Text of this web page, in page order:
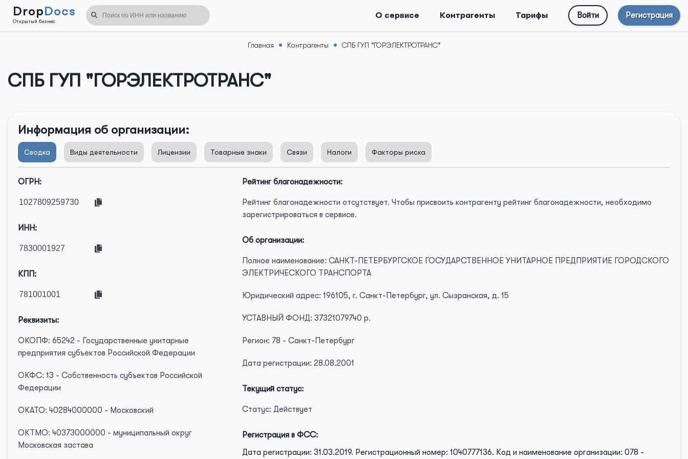
DropDocs
Открытый бизнес
О сервисе Контрагенты Тарифы Войти Регистрация
Главная Контрагенты СПБ ГУП "ГОРЭЛЕКТРОТРАНС"
СПБ ГУП "ГОРЭЛЕКТРОТРАНС"
Информация об организации:
Сводка Виды деятельности Лицензии Товарные знаки Связи Налоги Факторы риска
ОГРН:
ИНН:
КПП:
Реквизиты:
ОКОПФ: 65242 - Государственные унитарные
предприятия субъектов Российской Федерации
ОКФС: 13 - Собственность субъектов Российской
Федерации
ОКАТО: 40284000000 - Московский
ОКТМО: 40373000000 - муниципальный округ
Московская застава
Рейтинг благонадежности:
Рейтинг благонадежности отсутствует. Чтобы присвоить контрагенту рейтинг благонадежности, необходимо
зарегистрироваться в сервисе.
Об организации:
Полное наименование: САНКТ-ПЕТЕРБУРГСКОЕ ГОСУДАРСТВЕННОЕ УНИТАРНОЕ ПРЕДПРИЯТИЕ ГОРОДСКОГО
ЭЛЕКТРИЧЕСКОГО ТРАНСПОРТА
Юридический адрес: 196105, г. Санкт-Петербург, ул. Сызранская, д. 15
УСТАВНЫЙ ФОНД: 37321079740 р.
Регион: 78 - Санкт-Петербург
Дата регистрации: 28.08.2001
Текущий статус:
Статус: Действует
Регистрация в ФСС:
Дата регистрации: 31.03.2019. Регистрационный номер: 1040777136. Код и наименование организации: 078 -